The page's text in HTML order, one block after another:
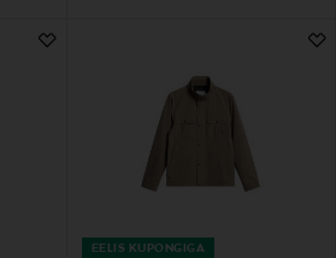
EELIS KUPONGIGA